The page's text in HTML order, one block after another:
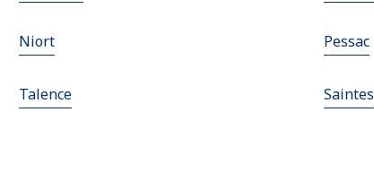
Niort Pessac
Talence Saintes